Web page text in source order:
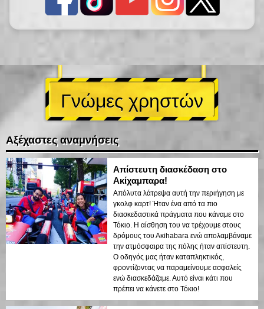
Γνώμες χρηστών
Αξέχαστες αναμνήσεις
Απίστευτη διασκέδαση στο
Ακίχαμπαρα!
Απόλυτα λάτρεψα αυτή την περιήγηση με
γκολφ καρτ! Ήταν ένα από τα πιο
διασκεδαστικά πράγματα που κάναμε στο
Τόκιο. Η αίσθηση του να τρέχουμε στους
δρόμους του Ακihabara ενώ απολαμβάναμε
την ατμόσφαιρα της πόλης ήταν απίστευτη.
Ο οδηγός μας ήταν καταπληκτικός,
φροντίζοντας να παραμείνουμε ασφαλείς
ενώ διασκεδάζαμε. Αυτό είναι κάτι που
πρέπει να κάνετε στο Τόκιο!